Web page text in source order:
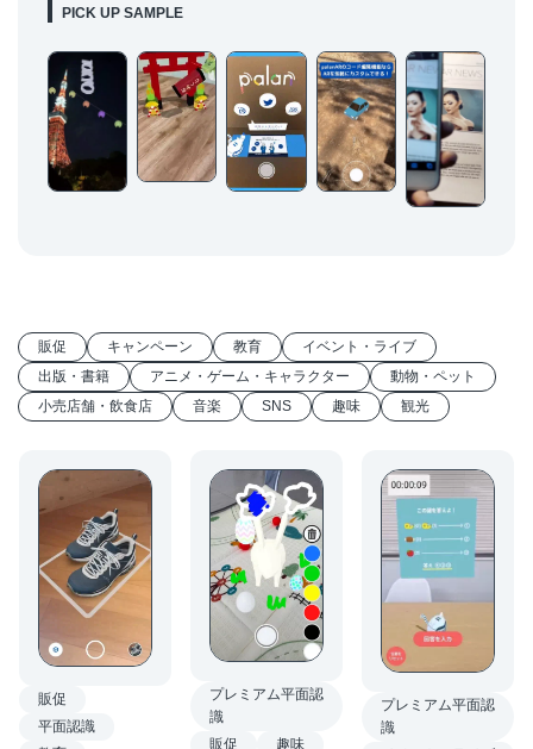
PICK UP SAMPLE
販促 キャンペーン 教育
イベント・ライブ
出版・書籍
アニメ・ゲーム・キャラクター
動物・ペット
小売店舗・飲食店
音楽 SNS 趣味 観光
販促
平面認識
プレミアム平面認
識
販促
趣味
プレミアム平面認
識